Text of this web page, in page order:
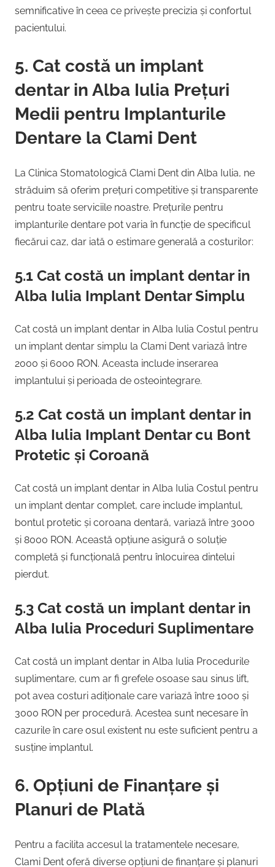
semnificative în ceea ce privește precizia și confortul
pacientului.
5. Cat costă un implant
dentar in Alba Iulia Prețuri
Medii pentru Implanturile
Dentare la Clami Dent
La Clinica Stomatologică Clami Dent din Alba Iulia, ne
străduim să oferim prețuri competitive și transparente
pentru toate serviciile noastre. Prețurile pentru
implanturile dentare pot varia în funcție de specificul
fiecărui caz, dar iată o estimare generală a costurilor:
5.1 Cat costă un implant dentar in
Alba Iulia Implant Dentar Simplu
Cat costă un implant dentar in Alba Iulia Costul pentru
un implant dentar simplu la Clami Dent variază între
2000 și 6000 RON. Aceasta include inserarea
implantului și perioada de osteointegrare.
5.2 Cat costă un implant dentar in
Alba Iulia Implant Dentar cu Bont
Protetic și Coroană
Cat costă un implant dentar in Alba Iulia Costul pentru
un implant dentar complet, care include implantul,
bontul protetic și coroana dentară, variază între 3000
și 8000 RON. Această opțiune asigură o soluție
completă și funcțională pentru înlocuirea dintelui
pierdut.
5.3 Cat costă un implant dentar in
Alba Iulia Proceduri Suplimentare
Cat costă un implant dentar in Alba Iulia Procedurile
suplimentare, cum ar fi grefele osoase sau sinus lift,
pot avea costuri adiționale care variază între 1000 și
3000 RON per procedură. Acestea sunt necesare în
cazurile în care osul existent nu este suficient pentru a
susține implantul.
6. Opțiuni de Finanțare și
Planuri de Plată
Pentru a facilita accesul la tratamentele necesare,
Clami Dent oferă diverse opțiuni de finanțare și planuri